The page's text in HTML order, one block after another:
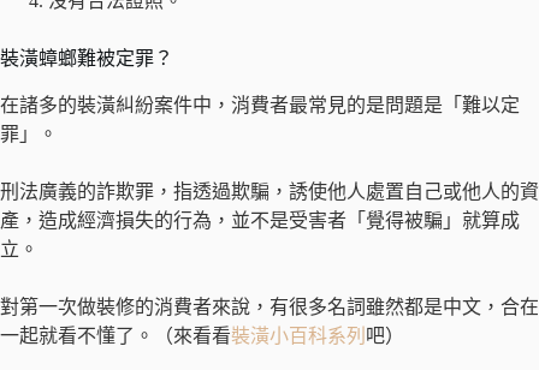
裝潢蟑螂難被定罪？
在諸多的裝潢糾紛案件中，消費者最常見的是問題是「難以定
罪」。
刑法廣義的詐欺罪，指透過欺騙，誘使他人處置自己或他人的資
產，造成經濟損失的行為，並不是受害者「覺得被騙」就算成
立。
對第一次做裝修的消費者來說，有很多名詞雖然都是中文，合在
一起就看不懂了。（來看看裝潢小百科系列 吧）